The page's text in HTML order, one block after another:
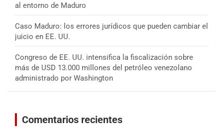
al entorno de Maduro
Caso Maduro: los errores jurídicos que pueden cambiar el
juicio en EE. UU.
Congreso de EE. UU. intensifica la fiscalización sobre
más de USD 13.000 millones del petróleo venezolano
administrado por Washington
Comentarios recientes